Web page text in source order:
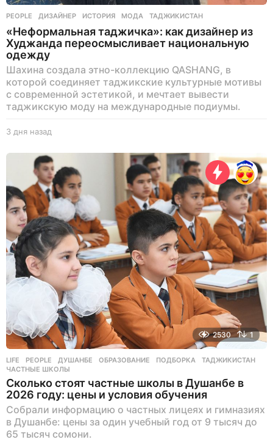
PEOPLE ДИЗАЙНЕР ,ИСТОРИЯ ,МОДА ,ТАДЖИКИСТАН
«Неформальная таджичка»: как дизайнер из
Худжанда переосмысливает национальную
одежду
Шахина создала этно-коллекцию QASHANG, в
которой соединяет таджикские культурные мотивы
с современной эстетикой, и мечтает вывести
таджикскую моду на международные подиумы.
3 дня назад
н
я
н
а
з
а
д
2530 1
LIFE ,PEOPLE ДУШАНБЕ ,ОБРАЗОВАНИЕ ,ПОДБОРКА ,ТАДЖИКИСТАН
ЧАСТНЫЕ ШКОЛЫ
Сколько стоят частные школы в Душанбе в
2026 году: цены и условия обучения
Собрали информацию о частных лицеях и гимназиях
в Душанбе: цены за один учебный год от 9 тысяч до
65 тысяч сомони.